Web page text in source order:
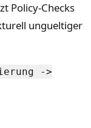
Policy-Checks
ungueltiger
->